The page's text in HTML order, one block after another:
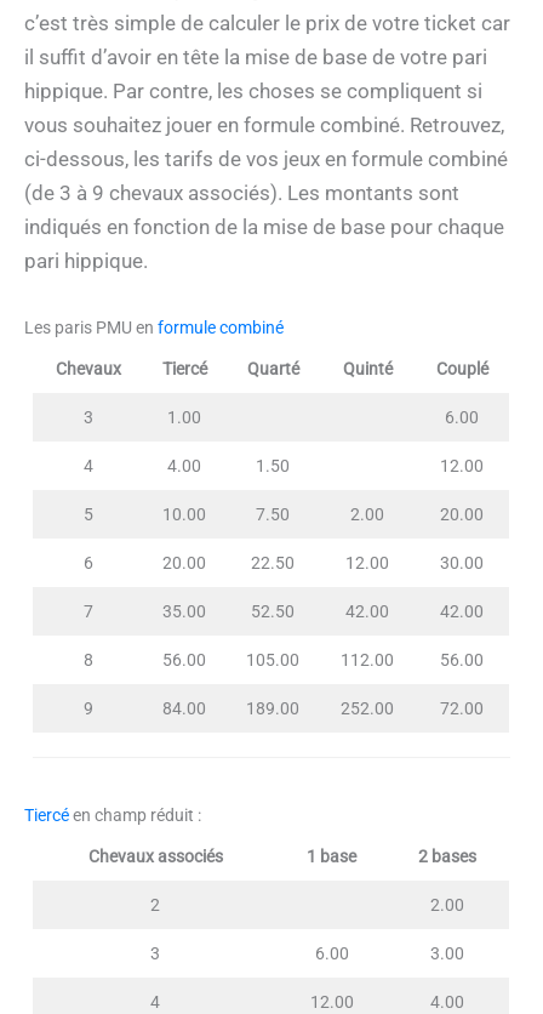
c’est très simple de calculer le prix de votre ticket car
il suffit d’avoir en tête la mise de base de votre pari
hippique. Par contre, les choses se compliquent si
vous souhaitez jouer en formule combiné. Retrouvez,
ci-dessous, les tarifs de vos jeux en formule combiné
(de 3 à 9 chevaux associés). Les montants sont
indiqués en fonction de la mise de base pour chaque
pari hippique.
Les paris PMU en formule combiné
Chevaux Tiercé Quarté Quinté Couplé
3 1.00 6.00
4 4.00 1.50 12.00
5 10.00 7.50 2.00 20.00
6 20.00 22.50 12.00 30.00
7 35.00 52.50 42.00 42.00
8 56.00 105.00 112.00 56.00
9 84.00 189.00 252.00 72.00
Tiercéen champ réduit :
Chevaux associés 1 base 2 bases
2 2.00
3 6.00 3.00
4 12.00 4.00